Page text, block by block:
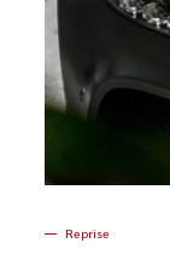
Reprise